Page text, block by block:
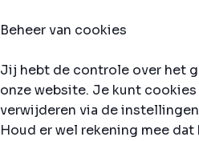
Beheer van cookies
Jij hebt de controle over het
onze website. Je kunt
verwijderen via de
Houd er wel rekening mee